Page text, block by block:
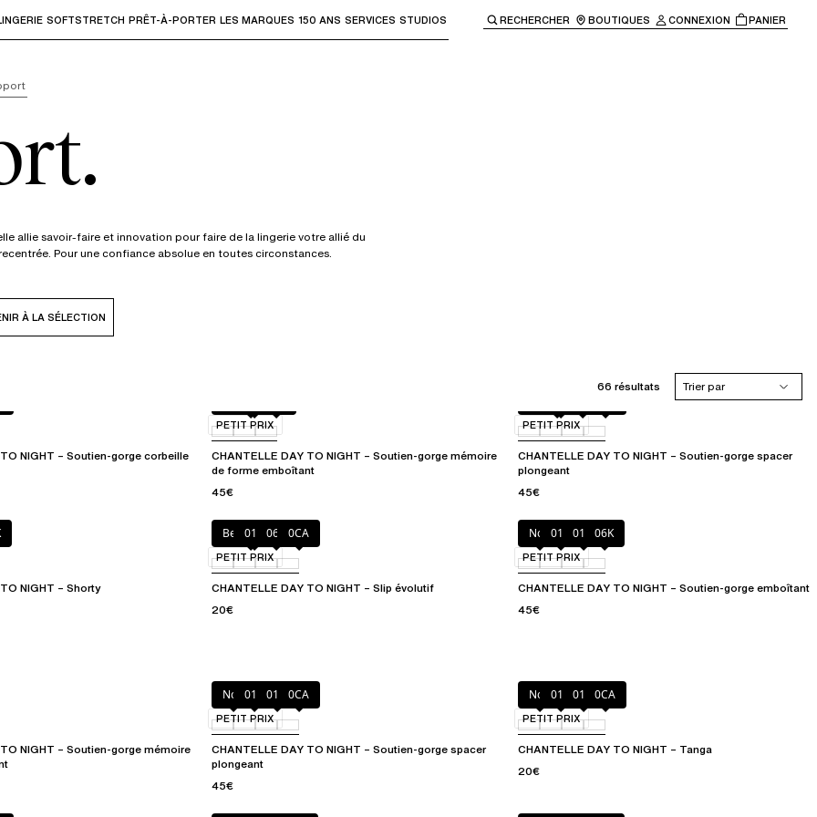
aux sous-menus et "Flèche haut" ou "Échap" pour revenir à la navigation principale.
SOFTSTRETCH PRÊT-À-PORTER LES MARQUES 150 ANS SERVICES STUDIOS RECHERCHER BOUTIQUES CONNEXION PANIER
allie savoir-faire et innovation pour faire de la lingerie votre allié du
Pour une confiance absolue en toutes circonstances.
À LA SÉLECTION
66 résultats
Trier par
NIGHT – Soutien-gorge corbeille
CHANTELLE DAY TO NIGHT – Soutien-gorge mémoire
de forme emboîtant
45€
PETIT PRIX
CHANTELLE DAY TO NIGHT – Soutien-gorge spacer
plongeant
45€
PETIT PRIX
NIGHT – Shorty
Beige doré
011 06K 0CA
CHANTELLE DAY TO NIGHT – Slip évolutif
20€
PETIT PRIX
Noir 010 01N 06K
CHANTELLE DAY TO NIGHT – Soutien-gorge emboîtant
45€
PETIT PRIX
NIGHT – Soutien-gorge mémoire
Noir 010 01N 0CA
CHANTELLE DAY TO NIGHT – Soutien-gorge spacer
plongeant
45€
PETIT PRIX
Noir 010 01N 0CA
CHANTELLE DAY TO NIGHT – Tanga
20€
PETIT PRIX